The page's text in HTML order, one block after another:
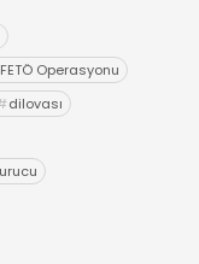
Operasyonu
dilovası